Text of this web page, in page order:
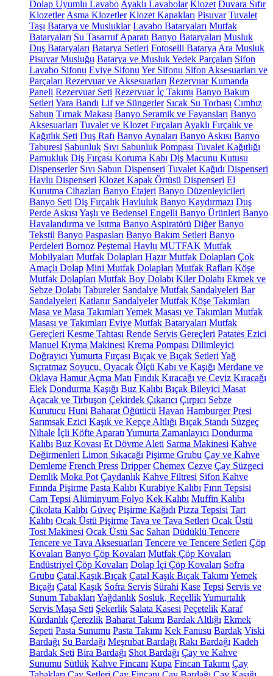
Dolap Uyumlu Lavabo Ayaklı Lavabolar Klozet Duvara Sıfır
Klozetler Asma Klozetler Klozet Kapakları Pisuvar Tuvalet
Taşı Batarya ve Musluklar Lavabo Bataryaları Mutfak
Bataryaları Su Tasarruf Aparatı Banyo Bataryaları Musluk
Duş Bataryaları Batarya Setleri Fotoselli Batarya Ara Musluk
Pisuvar Musluğu Batarya ve Musluk Yedek Parçaları Sifon
Lavabo Sifonu Eviye Sifonu Yer Sifonu Sifon Aksesuarları ve
Parçaları Rezervuar ve Aksesuarları Rezervuar Kumanda
Paneli Rezervuar Seti Rezervuar İç Takımı Banyo Bakım
Setleri Yara Bandı Lif ve Süngerler Sıcak Su Torbası Cımbız
Sabun Tırnak Makası Banyo Seramik ve Fayansları Banyo
Aksesuarları Tuvalet ve Klozet Fırçaları Ayaklı Fırçalık ve
Kağıtlık Seti Duş Rafı Banyo Aynaları Banyo Askısı Banyo
Taburesi Sabunluk Sıvı Sabunluk Pompası Tuvalet Kağıtlığı
Pamukluk Diş Fırçası Koruma Kabı Diş Macunu Kutusu
Dispenserler Sıvı Sabun Dispenseri Tuvalet Kağıdı Dispenseri
Havlu Dispenseri Klozet Kapak Örtüsü Dispenseri El
Kurutma Cihazları Banyo Etajeri Banyo Düzenleyicileri
Banyo Seti Diş Fırçalık Havluluk Banyo Kaydırmazı Duş
Perde Askısı Yaşlı ve Bedensel Engelli Banyo Ürünleri Banyo
Havalandırma ve Isıtma Banyo Aspiratörü Diğer Banyo
Tekstil Banyo Paspasları Banyo Bakım Setleri Banyo
Perdeleri Bornoz Peştemal Havlu MUTFAK Mutfak
Mobilyaları Mutfak Dolapları Hazır Mutfak Dolapları Çok
Amaçlı Dolap Mini Mutfak Dolapları Mutfak Rafları Köşe
Mutfak Dolapları Mutfak Boy Dolabı Kiler Dolabı Ekmek ve
Sebze Dolabı Tabureler Sandalye Mutfak Sandalyeleri Bar
Sandalyeleri Katlanır Sandalyeler Mutfak Köşe Takımları
Masa ve Masa Takımları Yemek Masası ve Takımları Mutfak
Masası ve Takımları Eviye Mutfak Bataryaları Mutfak
Gereçleri Kesme Tahtası Rende Servis Gereçleri Patates Ezici
Manuel Kıyma Makinesi Krema Pompası Dilimleyici
Doğrayıcı Yumurta Fırçası Bıçak ve Bıçak Setleri Yağ
Sıçratmaz Soyucu, Oyacak Ölçü Kabı ve Kaşığı Merdane ve
Oklava Hamur Açma Matı Fındık Kıracağı ve Ceviz Kıracağı
Elek Dondurma Kaşığı Buz Kalıbı Bıçak Bileyici Masat
Açacak ve Tirbuşon Çekirdek Çıkarıcı Çırpıcı Sebze
Kurutucu Huni Baharat Öğütücü Havan Hamburger Presi
Sarımsak Ezici Kaşık ve Kepçe Altlığı Bıçak Standı Süzgeç
Nihale İçli Köfte Aparatı Yumurta Zamanlayıcı Dondurma
Kalıbı Buz Kovası Et Dövme Aleti Sarma Makinesi Kahve
Değirmenleri Limon Sıkacağı Pişirme Grubu Çay ve Kahve
Demleme French Press Dripper Chemex Cezve Çay Süzgeci
Demlik Moka Pot Çaydanlık Kahve Filtresi Sifon Kahve
Fırında Pişirme Pasta Kalıbı Kurabiye Kalıbı Fırın Tepsisi
Cam Tepsi Alüminyum Folyo Kek Kalıbı Muffin Kalıbı
Çikolata Kalıbı Güveç Pişirme Kağıdı Pizza Tepsisi Tart
Kalıbı Ocak Üstü Pişirme Tava ve Tava Setleri Ocak Üstü
Tost Makinesi Ocak Üstü Sac Sahan Düdüklü Tencere
Tencere ve Tava Aksesuarları Tencere ve Tencere Setleri Çöp
Kovaları Banyo Çöp Kovaları Mutfak Çöp Kovaları
Endüstriyel Çöp Kovaları Dolap İçi Çöp Kovaları Sofra
Grubu Çatal,Kaşık,Bıçak Çatal Kaşık Bıçak Takımı Yemek
Bıçağı Çatal Kaşık Sofra Servis Sürahi Kase Tepsi Servis ve
Sunum Tabakları Yağdanlık Sosluk, ReçellikYumurtalık
Servis Maşa Seti Şekerlik Salata Kasesi Peçetelik Karaf
Kürdanlık Çerezlik Baharat Takımı Bardak Altlığı Ekmek
Sepeti Pasta Sunumu Pasta Takımı Kek Fanusu Bardak Viski
Bardağı Su Bardağı Meşrubat Bardağı Rakı Bardağı Kadeh
Bardak Seti Bira Bardağı Shot Bardağı Çay ve Kahve
Sunumu Sütlük Kahve Fincanı Kupa Fincan Takımı Çay